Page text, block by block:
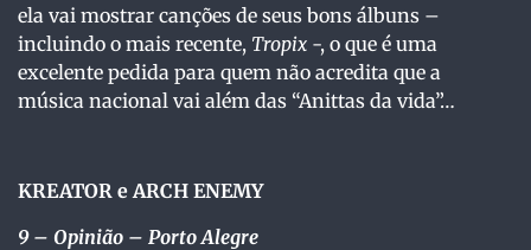
ela vai mostrar canções de seus bons álbuns –
incluindo o mais recente, Tropix -, o que é uma
excelente pedida para quem não acredita que a
música nacional vai além das “Anittas da vida”…
KREATOR e ARCH ENEMY
9 – Opinião – Porto Alegre